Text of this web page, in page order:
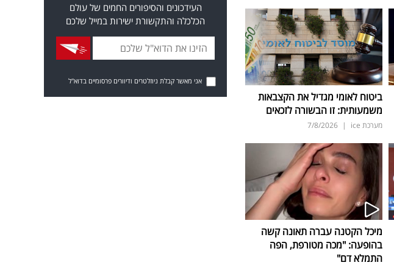
ביטוח לאומי מגדיל את הקצבאות
משמעותית: זו הבשורה לזכאים
מערכת ice |
7/8/2026
מיכל הקטנה עברה תאונה קשה
בהופעה: "מכה מטורפת, הפה
התמלא דם"
העידכונים והסיפורים החמים של עולם
הכלכלה והתקשורת ישירות במייל שלכם
אני מאשר קבלת ניוזלטרים ודיוורים פרסומיים בדוא"ל